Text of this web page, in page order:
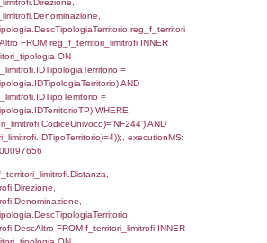
SELECT el_regioni.Regione,
INNER JOIN ((el_comuni
ON el_comuni.IstProvincia =
INNER JOIN
=
=
SELECT
'; ') AS DescAltro,